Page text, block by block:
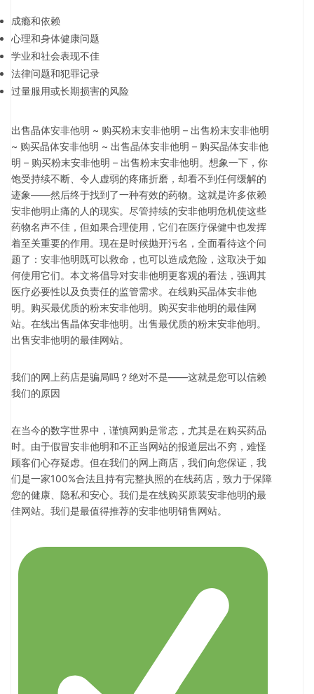
成瘾和依赖
心理和身体健康问题
学业和社会表现不佳
法律问题和犯罪记录
过量服用或长期损害的风险
出售晶体安非他明 ~ 购买粉末安非他明 – 出售粉末安非他明
~ 购买晶体安非他明 ~ 出售晶体安非他明 – 购买晶体安非他
明 – 购买粉末安非他明 – 出售粉末安非他明。想象一下，你
饱受持续不断、令人虚弱的疼痛折磨，却看不到任何缓解的
迹象——然后终于找到了一种有效的药物。这就是许多依赖
安非他明止痛的人的现实。尽管持续的安非他明危机使这些
药物名声不佳，但如果合理使用，它们在医疗保健中也发挥
着至关重要的作用。现在是时候抛开污名，全面看待这个问
题了：安非他明既可以救命，也可以造成危险，这取决于如
何使用它们。本文将倡导对安非他明更客观的看法，强调其
医疗必要性以及负责任的监管需求。在线购买晶体安非他
明。购买最优质的粉末安非他明。购买安非他明的最佳网
站。在线出售晶体安非他明。出售最优质的粉末安非他明。
出售安非他明的最佳网站。
我们的网上药店是骗局吗？绝对不是——这就是您可以信赖
我们的原因
在当今的数字世界中，谨慎网购是常态，尤其是在购买药品
时。由于假冒安非他明和不正当网站的报道层出不穷，难怪
顾客们心存疑虑。但在我们的网上商店，我们向您保证，我
们是一家100%合法且持有完整执照的在线药店，致力于保障
您的健康、隐私和安心。我们是在线购买原装安非他明的最
佳网站。我们是最值得推荐的安非他明销售网站。